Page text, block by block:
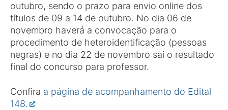
outubro, sendo o prazo para envio online dos
títulos de 09 a 14 de outubro. No dia 06 de
novembro haverá a convocação para o
procedimento de heteroidentificação (pessoas
negras) e no dia 22 de novembro sai o resultado
final do concurso para professor.
Confira a página de acompanhamento do Edital
148.